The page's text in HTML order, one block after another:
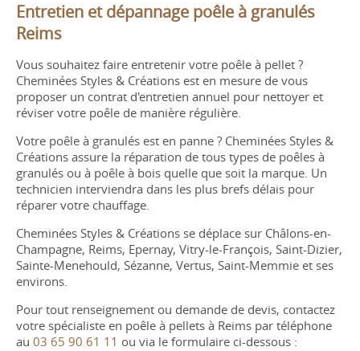
Entretien et dépannage poêle à granulés
Reims
Vous souhaitez faire entretenir votre poêle à pellet ?
Cheminées Styles & Créations est en mesure de vous
proposer un contrat d'entretien annuel pour nettoyer et
réviser votre poêle de manière régulière.
Votre poêle à granulés est en panne ? Cheminées Styles &
Créations assure la réparation de tous types de poêles à
granulés ou à poêle à bois quelle que soit la marque. Un
technicien interviendra dans les plus brefs délais pour
réparer votre chauffage.
Cheminées Styles & Créations se déplace sur Châlons-en-
Champagne, Reims, Epernay, Vitry-le-François, Saint-Dizier,
Sainte-Menehould, Sézanne, Vertus, Saint-Memmie et ses
environs.
Pour tout renseignement ou demande de devis, contactez
votre spécialiste en poêle à pellets à Reims par téléphone
au 03 65 90 61 11 ou via le formulaire ci-dessous :